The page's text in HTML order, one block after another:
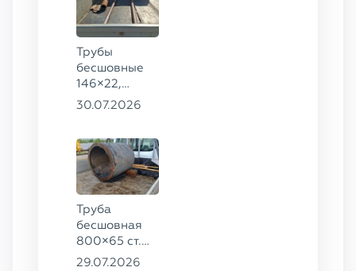
Трубы
бесшовные
146×22,
68×12 ГОСТ
30.07.2026
Труба
бесшовная
800×65 ст.
17ГС
29.07.2026